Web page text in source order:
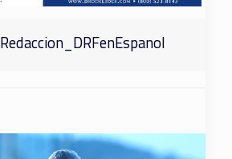
Redaccion_DRFenEspanol